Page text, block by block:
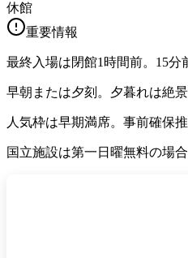
休館
重要情報
最終入場は閉館1時間前。15分
早朝または夕刻。夕暮れは絶景
人気枠は早期満席。事前確保推
国立施設は第一日曜無料の場